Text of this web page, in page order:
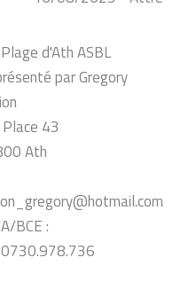
d'Ath ASBL
par Gregory
Place 43
Ath
BCE :